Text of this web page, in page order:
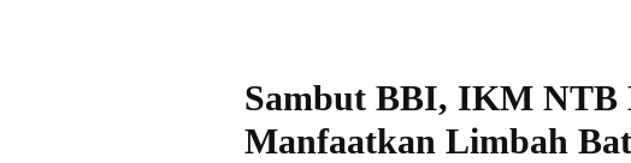
Sambut BBI, IKM NTB
Manfaatkan Limbah